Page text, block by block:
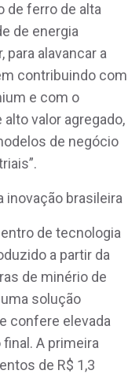
de ferro de alta
de energia
para alavancar a
contribuindo com
e com o
valor agregado,
de negócio
inovação brasileira
de tecnologia
a partir da
de minério de
solução
confere elevada
A primeira
de R$ 1,3